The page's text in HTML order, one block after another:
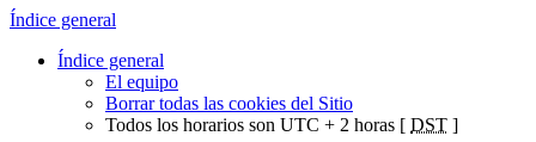
Índice general
Índice general
El equipo
Borrar todas las cookies del Sitio
Todos los horarios son UTC + 2 horas [ DST ]